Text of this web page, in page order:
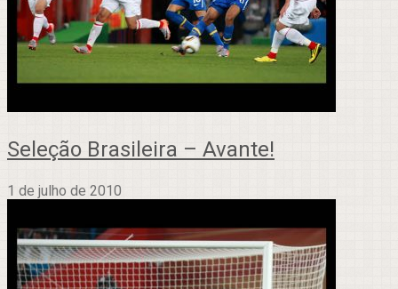
Seleção Brasileira – Avante!
1 de julho de 2010